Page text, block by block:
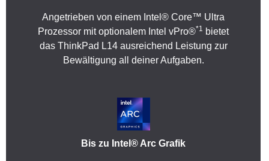
Angetrieben von einem Intel® Core™ Ultra
Prozessor mit optionalem Intel vPro®*1 bietet
das ThinkPad L14 ausreichend Leistung zur
Bewältigung all deiner Aufgaben.
Bis zu Intel® Arc Grafik